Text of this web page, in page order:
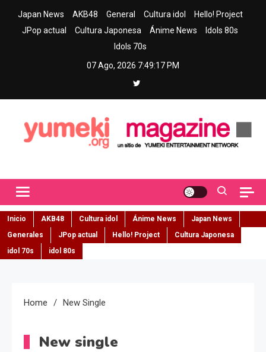
Japan News AKB48 General Cultura idol
Hello! Project
JPop actual
Cultura Japonesa Ánime News
Idols 80s
Idols 70s
07 Ago, 2026 7:49:18 PM
Inicio AKB48 Cultura idol Ánime News
Japan News
Generales
JPop actual Hello! Project
Cultura Japonesa
idol 70s
idol 80s
Home New Single
New single